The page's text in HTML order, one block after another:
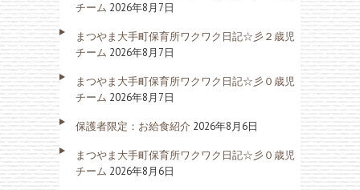
チーム 2026年8月7日
まつやま大手町保育所ワクワク日記☆彡２歳児
チーム 2026年8月7日
まつやま大手町保育所ワクワク日記☆彡０歳児
チーム 2026年8月7日
保護者限定：お給食紹介 2026年8月6日
まつやま大手町保育所ワクワク日記☆彡０歳児
チーム 2026年8月6日